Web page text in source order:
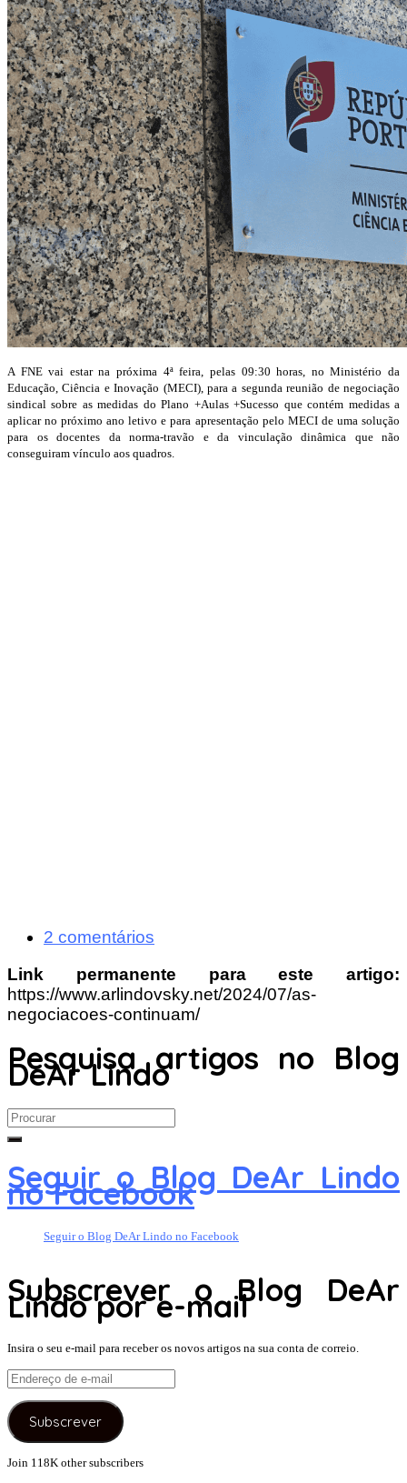
A FNE vai estar na próxima 4ª feira, pelas 09:30 horas, no Ministério da
Educação, Ciência e Inovação (MECI), para a segunda reunião de negociação
sindical sobre as medidas do Plano +Aulas +Sucesso que contém medidas a
aplicar no próximo ano letivo e para apresentação pelo MECI de uma solução
para os docentes da norma-travão e da vinculação dinâmica que não
conseguiram vínculo aos quadros.
2 comentários
Link permanente para este artigo:
https://www.arlindovsky.net/2024/07/as-
negociacoes-continuam/
Pesquisa artigos no Blog
DeAr Lindo
Search
for:
Seguir o Blog DeAr Lindo
no Facebook
Seguir o Blog DeAr Lindo no Facebook
Subscrever o Blog DeAr
Lindo por e-mail
Insira o seu e-mail para receber os novos artigos na sua conta de correio.
Endereço
de
e-
mail
Subscrever
Join 118K other subscribers